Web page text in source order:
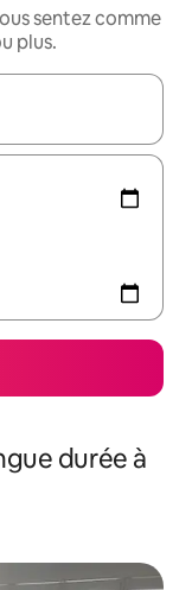
sentez comme
plus.
les flèches vers le
durée à